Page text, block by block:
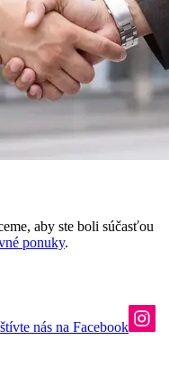
aby ste boli súčasťou
ponuky.
nás na Facebook